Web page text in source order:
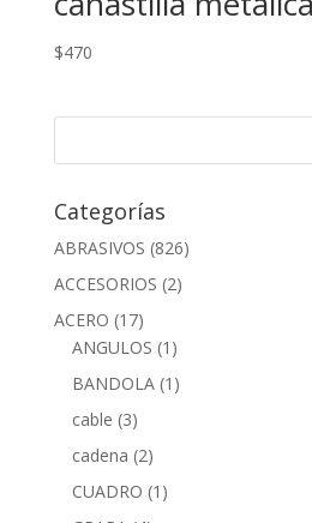
$470
Categorías
ABRASIVOS (826)
ACCESORIOS (2)
ACERO (17)
ANGULOS (1)
BANDOLA (1)
cable (3)
cadena (2)
CUADRO (1)